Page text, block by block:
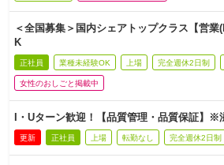
＜全国募集＞国内シェアトップクラス【営
K
正社員 業種未経験OK 上場 完全週休2日制
女性のおしごと掲載中
I・Uターン歓迎！【品質管理・品質保証】※
更新 正社員 上場 転勤なし 完全週休2日制